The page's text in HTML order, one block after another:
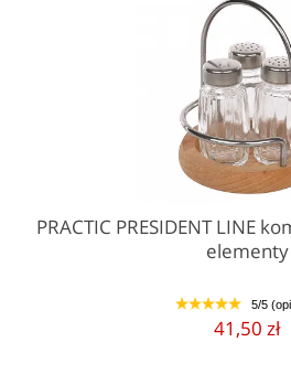
PRACTIC PRESIDENT LINE
elementy
1 2 3 4 5 5/5
41,50 zł